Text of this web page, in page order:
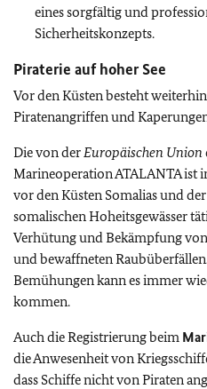
eines sorgfältig und
Sicherheitskonzepts.
Piraterie auf hoher See
Vor den Küsten besteht
Piratenangriffen und
Die von derEuropäischen Union
Marineoperation ATALANTA ist
vor den Küsten Somalias und
somalischen Hoheitsgewässer
Verhütung und Bekämpfung
und bewaffneten
Bemühungen kann es immer
kommen.
Auch die Registrierung beim
die Anwesenheit von
dass Schiffe nicht von Piraten